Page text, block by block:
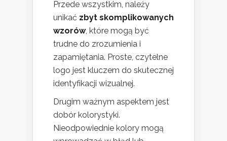
Przede wszystkim, należy
unikać zbyt skomplikowanych
wzorów, które mogą być
trudne do zrozumienia i
zapamiętania. Proste, czytelne
logo jest kluczem do skutecznej
identyfikacji wizualnej.
Drugim ważnym aspektem jest
dobór kolorystyki.
Nieodpowiednie kolory mogą